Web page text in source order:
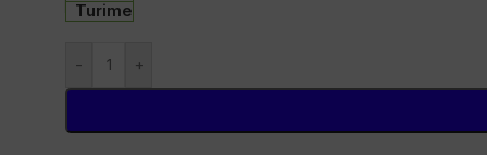
Turime
- +